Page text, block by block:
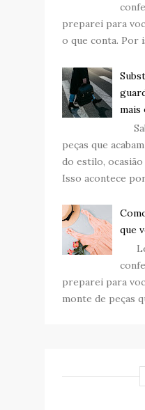
preparei para
o que conta. Por
mais
peças que
do estilo,
Isso acontece
que
preparei para
monte de peças